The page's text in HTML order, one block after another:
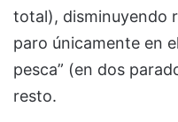
total), disminuyendo
paro únicamente en
pesca” (en dos
resto.